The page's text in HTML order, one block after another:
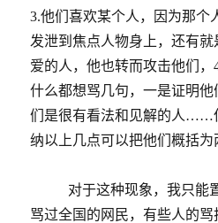
3.他们喜欢某个人，因为那个
发泄到焦点人物身上，还有
爱的人，他也转而攻击他们
什么都想骂几句，一是证明
们是很有看法和见解的人……
纳以上几点可以把他们概括为
对于这种现象，我只能
骂过全国的网民，有些人的